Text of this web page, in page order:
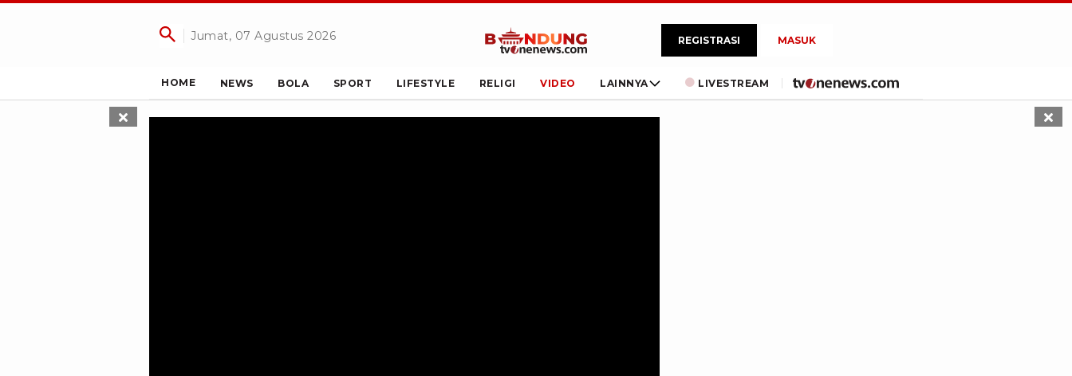
Jumat, 07 Agustus 2026 REGISTRASI MASUK
HOME NEWS BOLA SPORT LIFESTYLE RELIGI VIDEO LAINNYA LIVESTREAM